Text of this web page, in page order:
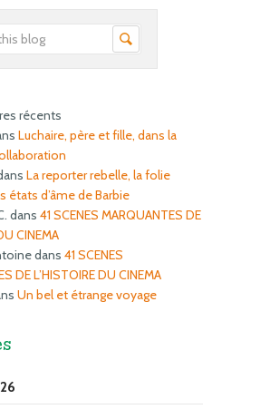
récents
Luchaire, père et fille, dans la
La reporter rebelle, la folie
états d’âme de Barbie
dans 41 SCENES MARQUANTES DE
CINEMA
dans 41 SCENES
DE L’HISTOIRE DU CINEMA
Un bel et étrange voyage